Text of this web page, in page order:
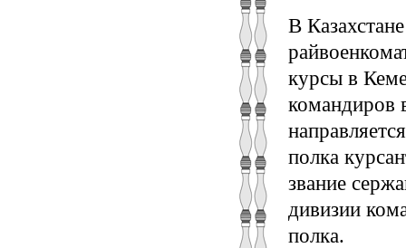
В
курсы в
командиров
полка
звание
дивизии
полка.